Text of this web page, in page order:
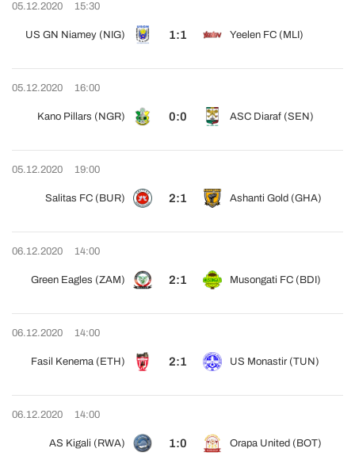
05.12.2020 15:30
US GN Niamey (NIG) 1:1 Yeelen FC (MLI)
05.12.2020 16:00
Kano Pillars (NGR) 0:0 ASC Diaraf (SEN)
05.12.2020 19:00
Salitas FC (BUR) 2:1 Ashanti Gold (GHA)
06.12.2020 14:00
Green Eagles (ZAM) 2:1 Musongati FC (BDI)
06.12.2020 14:00
Fasil Kenema (ETH) 2:1 US Monastir (TUN)
06.12.2020 14:00
AS Kigali (RWA) 1:0 Orapa United (BOT)